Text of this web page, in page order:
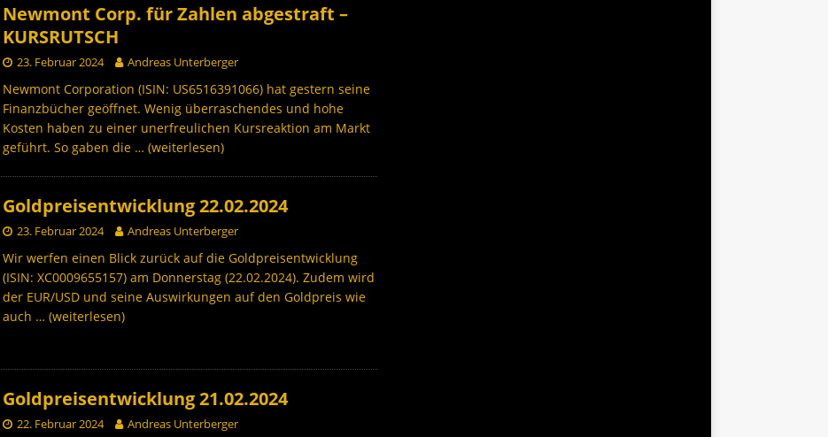
Newmont Corp. für Zahlen abgestraft –
KURSRUTSCH
23. Februar 2024 Andreas Unterberger
Newmont Corporation (ISIN: US6516391066) hat gestern seine
Finanzbücher geöffnet. Wenig überraschendes und hohe
Kosten haben zu einer unerfreulichen Kursreaktion am Markt
geführt. So gaben die … (weiterlesen)
Goldpreisentwicklung 22.02.2024
23. Februar 2024 Andreas Unterberger
Wir werfen einen Blick zurück auf die Goldpreisentwicklung
(ISIN: XC0009655157) am Donnerstag (22.02.2024). Zudem wird
der EUR/USD und seine Auswirkungen auf den Goldpreis wie
auch … (weiterlesen)
Goldpreisentwicklung 21.02.2024
22. Februar 2024 Andreas Unterberger